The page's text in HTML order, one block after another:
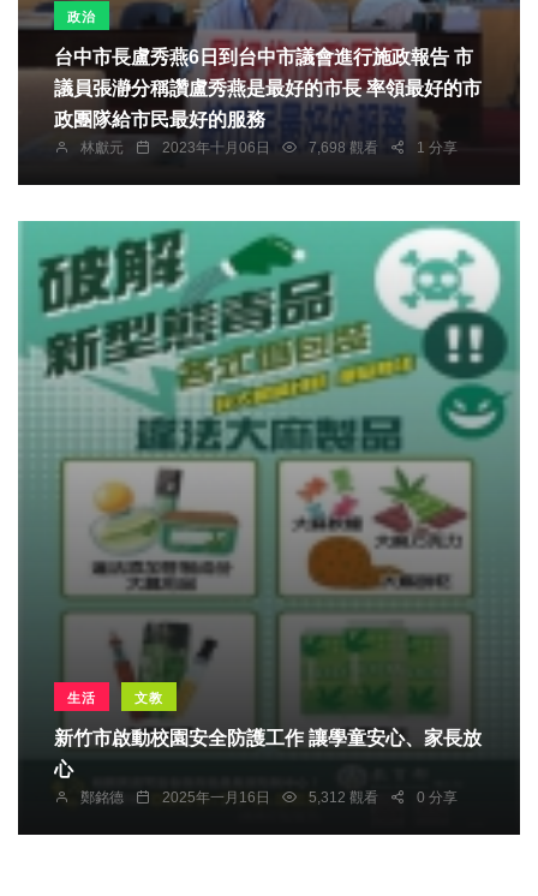
政治
台中市長盧秀燕6日到台中市議會進行施政報告 市
議員張瀞分稱讚盧秀燕是最好的市長 率領最好的市
政團隊給市民最好的服務
林獻元 2023年十月06日 7,698 觀看 1 分享
生活 文教
新竹市啟動校園安全防護工作 讓學童安心、家長放
心
鄭銘德 2025年一月16日 5,312 觀看 0 分享